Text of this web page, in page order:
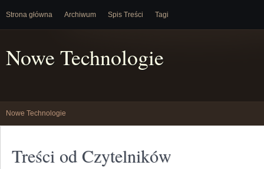
Strona główna Archiwum Spis Treści Tagi
Nowe Technologie
Nowe Technologie
Treści od Czytelników